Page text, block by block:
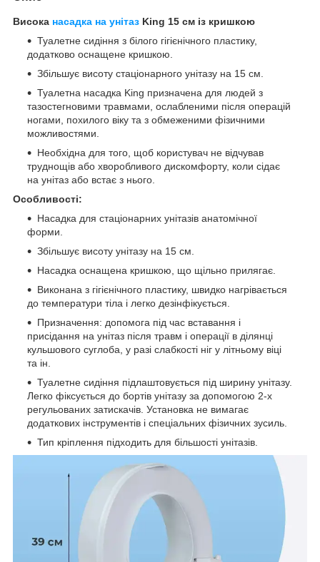
Висока насадка на унітаз King 15 см із кришкою
Туалетне сидіння з білого гігієнічного пластику,
додатково оснащене кришкою.
Збільшує висоту стаціонарного унітазу на 15 см.
Туалетна насадка King призначена для людей з
тазостегновими травмами, ослабленими після операцій
ногами, похилого віку та з обмеженими фізичними
можливостями.
Необхідна для того, щоб користувач не відчував
труднощів або хворобливого дискомфорту, коли сідає
на унітаз або встає з нього.
Особливості:
Насадка для стаціонарних унітазів анатомічної
форми.
Збільшує висоту унітазу на 15 см.
Насадка оснащена кришкою, що щільно прилягає.
Виконана з гігієнічного пластику, швидко нагрівається
до температури тіла і легко дезінфікується.
Призначення: допомога під час вставання і
присідання на унітаз після травм і операції в ділянці
кульшового суглоба, у разі слабкості ніг у літньому віці
та ін.
Туалетне сидіння підлаштовується під ширину унітазу.
Легко фіксується до бортів унітазу за допомогою 2-х
регульованих затискачів. Установка не вимагає
додаткових інструментів і спеціальних фізичних зусиль.
Тип кріплення підходить для більшості унітазів.